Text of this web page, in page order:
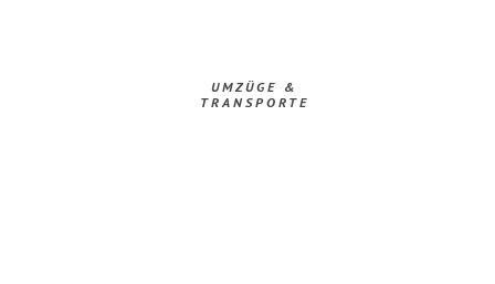
UMZÜGE &
TRANSPORTE